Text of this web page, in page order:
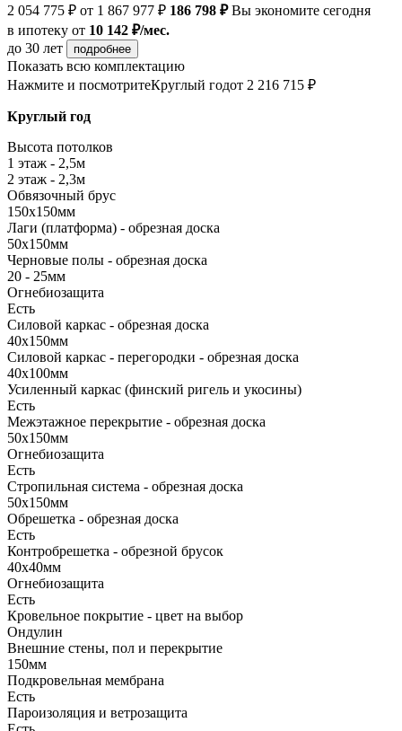
2 054 775 ₽ от 1 867 977 ₽ 186 798 ₽Вы экономите сегодня
в ипотеку от 10 142 ₽/мес.
до 30 лет
подробнее
Показать всю комплектацию
Нажмите и посмотритеКруглый годот 2 216 715 ₽
Круглый год
Высота потолков
1 этаж - 2,5м
2 этаж - 2,3м
Обвязочный брус
150х150мм
Лаги (платформа) - обрезная доска
50х150мм
Черновые полы - обрезная доска
20 - 25мм
Огнебиозащита
Есть
Силовой каркас - обрезная доска
40х150мм
Силовой каркас - перегородки - обрезная доска
40х100мм
Усиленный каркас (финский ригель и укосины)
Есть
Межэтажное перекрытие - обрезная доска
50х150мм
Огнебиозащита
Есть
Стропильная система - обрезная доска
50х150мм
Обрешетка - обрезная доска
Есть
Контробрешетка - обрезной брусок
40х40мм
Огнебиозащита
Есть
Кровельное покрытие - цвет на выбор
Ондулин
Внешние стены, пол и перекрытие
150мм
Подкровельная мембрана
Есть
Пароизоляция и ветрозащита